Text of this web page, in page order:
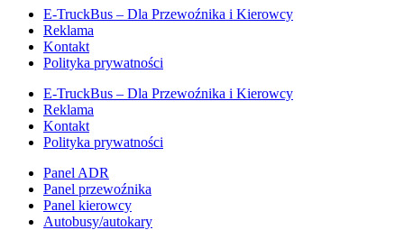
E-TruckBus – Dla Przewoźnika i Kierowcy
Reklama
Kontakt
Polityka prywatności
E-TruckBus – Dla Przewoźnika i Kierowcy
Reklama
Kontakt
Polityka prywatności
Panel ADR
Panel przewoźnika
Panel kierowcy
Autobusy/autokary